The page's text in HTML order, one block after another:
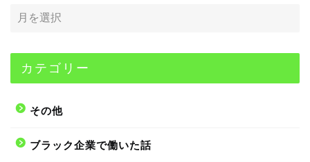
カテゴリー
その他
ブラック企業で働いた話